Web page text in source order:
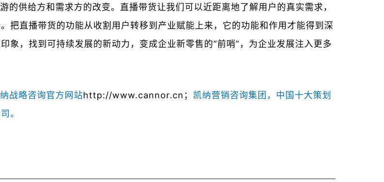
的供给方和需求方的改变。直播带货让我们可以近距离地了解用户的真实需求，
把直播带货的功能从收割用户转移到产业赋能上来，它的功能和作用才能得到深
象，找到可持续发展的新动力，变成企业新零售的“前哨”，为企业发展注入更多
战略咨询官方网站http://www.cannor.cn； 凯纳营销咨询集团，中国十大策划
。